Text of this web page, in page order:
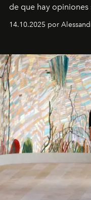
de que hay
demasiado en cómo
pérdida de tiempo",
14.10.2025 por